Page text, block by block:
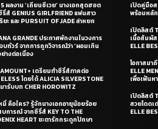
ผลงาน ‘เถียนซีเวย’ นางเอกสุดฮอต
รี่ส์ GENIUS GIRLFRIEND แฟนสาว
ะ และ PURSUIT OF JADE ล่าหยก
GRANDE ประกาศพักงานในวงการ
บทัวร์ จากการถูกวิจารณ์ว่า ‘ผอมเกิน
ย่างต่อเนื่อง
เตรียมทำซีรี่ส์ภาคต่อ
โดยได้ ALICIA SILVERSTONE
ารับบท CHER HOROWITZ
มี่ คือใคร? รู้จักนางเอกอายุน้อยร้อย
บการณ์ จากซีรี่ส์ KEY TO THE
HEART ชะตารักกระดูกปักษา
เปิดคู่มือส
พร้อมหลั
เปิดลิสต์
เนื้อสัมผัส
ELLE
โอกาสมา
ELLE
เพื่อเฟ้นห
เปิดลิสต์
สวยโดดเ
ELLE